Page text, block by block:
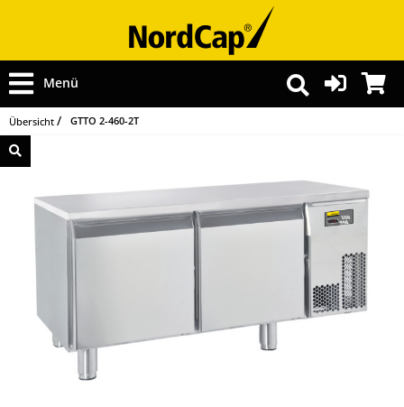
Menü
Übersicht GTTO 2-460-2T